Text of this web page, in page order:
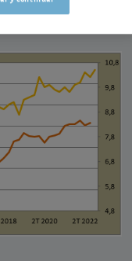
eje dcho.)